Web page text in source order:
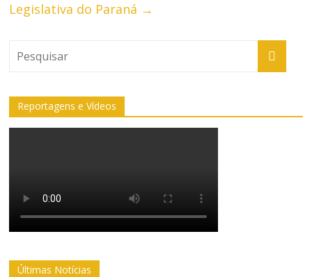
Legislativa do Paraná →
Reportagens e Vídeos
Últimas Notícias